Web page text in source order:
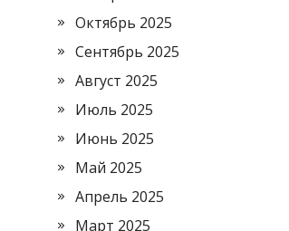
Октябрь 2025
Сентябрь 2025
Август 2025
Июль 2025
Июнь 2025
Май 2025
Апрель 2025
Март 2025